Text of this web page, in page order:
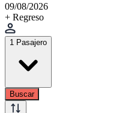
09/08/2026
+ Regreso
1 Pasajero
Buscar